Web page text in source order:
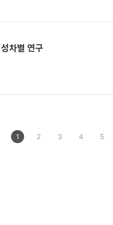
차별 연구
1 2 3 4 5